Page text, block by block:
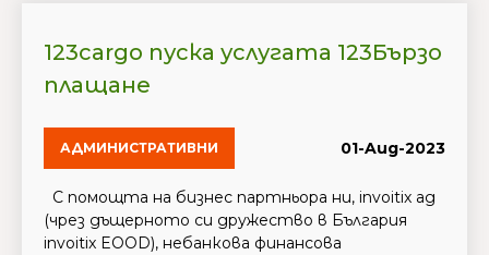
123cargo пуска услугата 123Бързо
плащане
АДМИНИСТРАТИВНИ 01-Aug-2023
С помощта на бизнес партньора ни, invoitix ag
(чрез дъщерното си дружество в България
invoitix EOOD), небанкова финансова